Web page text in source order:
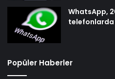
WhatsApp,
telefonlarda
Popüler Haberler